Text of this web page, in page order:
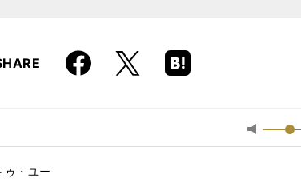
Faceboo
k
X
Hatena
Boo
最
小
ゥ・ユー